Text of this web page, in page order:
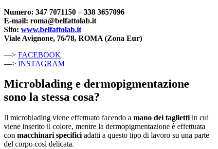
Numero: 347 7071150 – 338 3657096
E-mail: roma@belfattolab.it
Sito: www.belfattolab.it
Viale Avignone, 76/78, ROMA (Zona Eur)
—> FACEBOOK
—> INSTAGRAM
Microblading e dermopigmentazione
sono la stessa cosa?
Il microblading viene effettuato facendo a mano dei taglietti in cui
viene inserito il colore, mentre la dermopigmentazione è effettuata
con macchinari specifici adatti a questo tipo di lavoro su una parte
del corpo così delicata.